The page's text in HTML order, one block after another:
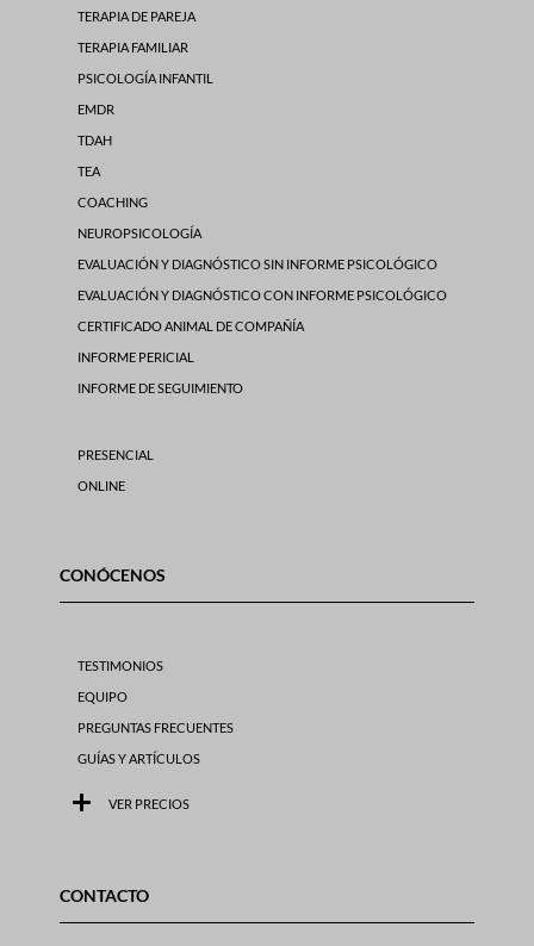
TERAPIA DE PAREJA
TERAPIA FAMILIAR
PSICOLOGÍA INFANTIL
EMDR
TDAH
TEA
COACHING
NEUROPSICOLOGÍA
EVALUACIÓN Y DIAGNÓSTICO SIN INFORME PSICOLÓGICO
EVALUACIÓN Y DIAGNÓSTICO CON INFORME PSICOLÓGICO
CERTIFICADO ANIMAL DE COMPAÑÍA
INFORME PERICIAL
INFORME DE SEGUIMIENTO
PRESENCIAL
ONLINE
CONÓCENOS
TESTIMONIOS
EQUIPO
PREGUNTAS FRECUENTES
GUÍAS Y ARTÍCULOS
VER PRECIOS
CONTACTO